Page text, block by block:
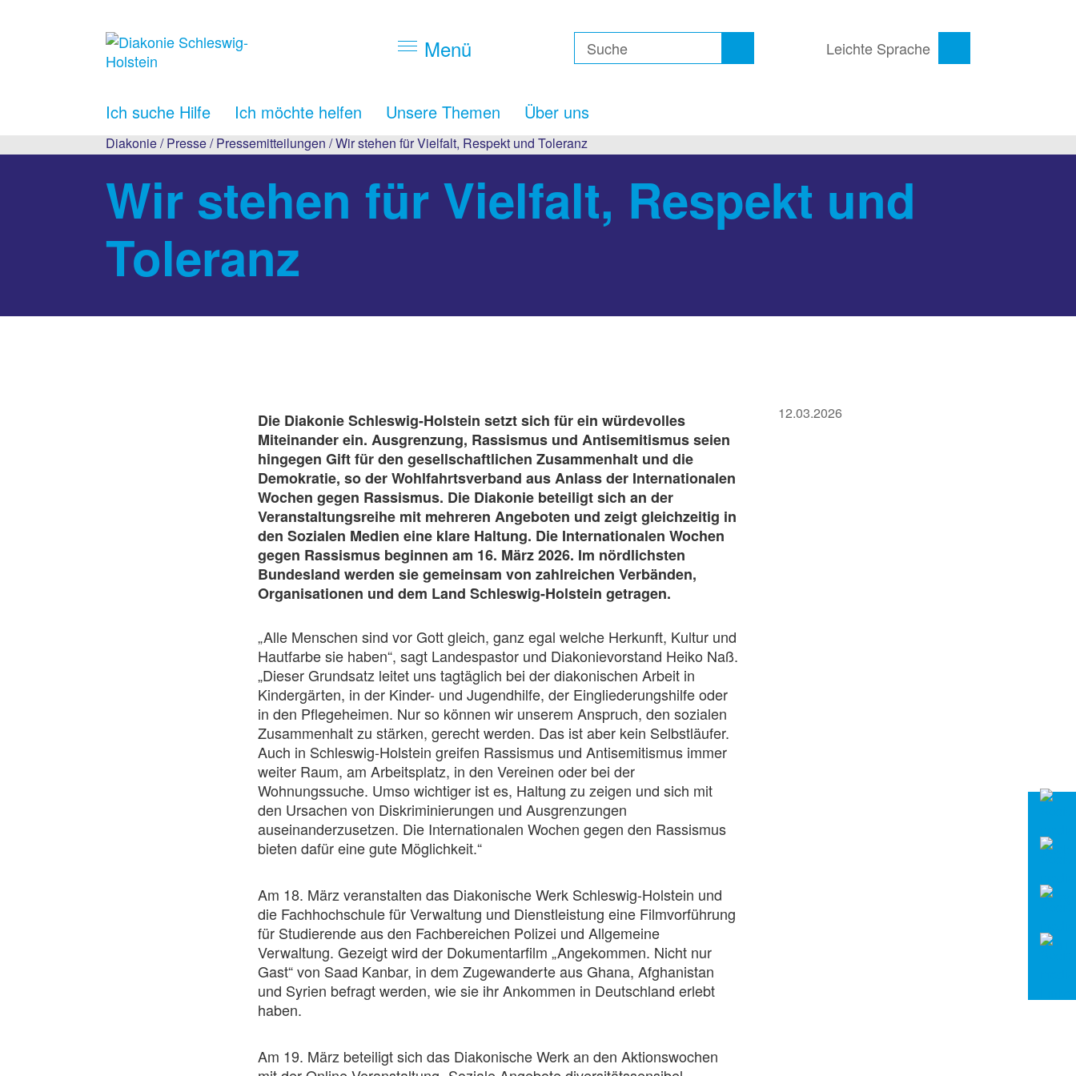
Menü Leichte Sprache
Ich suche Hilfe Ich möchte helfen Unsere Themen Über uns
Diakonie/Presse/Pressemitteilungen / Wir stehen für Vielfalt, Respekt und Toleranz
Wir stehen für Vielfalt, Respekt und
Toleranz
12.03.2026
Die Diakonie Schleswig-Holstein setzt sich für ein würdevolles
Miteinander ein. Ausgrenzung, Rassismus und Antisemitismus seien
hingegen Gift für den gesellschaftlichen Zusammenhalt und die
Demokratie, so der Wohlfahrtsverband aus Anlass der Internationalen
Wochen gegen Rassismus. Die Diakonie beteiligt sich an der
Veranstaltungsreihe mit mehreren Angeboten und zeigt gleichzeitig in
den Sozialen Medien eine klare Haltung. Die Internationalen Wochen
gegen Rassismus beginnen am 16. März 2026. Im nördlichsten
Bundesland werden sie gemeinsam von zahlreichen Verbänden,
Organisationen und dem Land Schleswig-Holstein getragen.
„Alle Menschen sind vor Gott gleich, ganz egal welche Herkunft, Kultur und
Hautfarbe sie haben“, sagt Landespastor und Diakonievorstand Heiko Naß.
„Dieser Grundsatz leitet uns tagtäglich bei der diakonischen Arbeit in
Kindergärten, in der Kinder- und Jugendhilfe, der Eingliederungshilfe oder
in den Pflegeheimen. Nur so können wir unserem Anspruch, den sozialen
Zusammenhalt zu stärken, gerecht werden. Das ist aber kein Selbstläufer.
Auch in Schleswig-Holstein greifen Rassismus und Antisemitismus immer
weiter Raum, am Arbeitsplatz, in den Vereinen oder bei der
Wohnungssuche. Umso wichtiger ist es, Haltung zu zeigen und sich mit
den Ursachen von Diskriminierungen und Ausgrenzungen
auseinanderzusetzen. Die Internationalen Wochen gegen den Rassismus
bieten dafür eine gute Möglichkeit.“
Am 18. März veranstalten das Diakonische Werk Schleswig-Holstein und
die Fachhochschule für Verwaltung und Dienstleistung eine Filmvorführung
für Studierende aus den Fachbereichen Polizei und Allgemeine
Verwaltung. Gezeigt wird der Dokumentarfilm „Angekommen. Nicht nur
Gast“ von Saad Kanbar, in dem Zugewanderte aus Ghana, Afghanistan
und Syrien befragt werden, wie sie ihr Ankommen in Deutschland erlebt
haben.
Am 19. März beteiligt sich das Diakonische Werk an den Aktionswochen